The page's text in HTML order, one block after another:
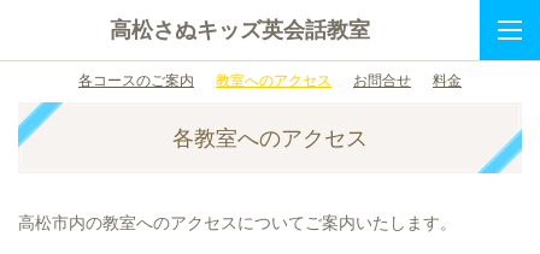
高松さぬキッズ英会話教室
各コースのご案内 教室へのアクセス お問合せ 料金
各教室へのアクセス
高松市内の教室へのアクセスについてご案内いたします。